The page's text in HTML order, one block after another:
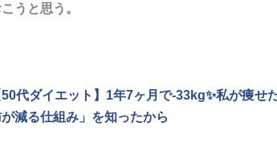
うと思う。
50代ダイエット】1年7ヶ月で-33kg✨私が痩せ
減る仕組み」を知ったから